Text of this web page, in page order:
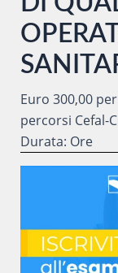
Euro 300,00
percorsi Cefal-
Durata: Ore